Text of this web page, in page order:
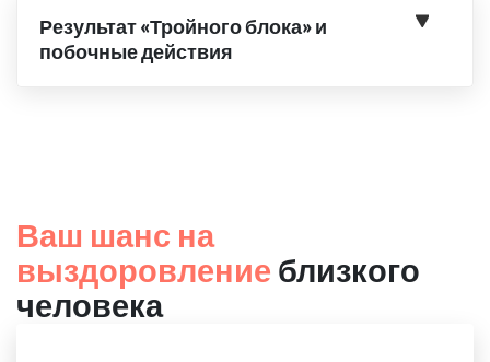
Результат «Тройного блока» и
побочные действия
Ваш шанс на
выздоровление близкого
человека